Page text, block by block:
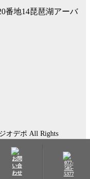
番地14琵琶湖アーバ
オデポ All Rights